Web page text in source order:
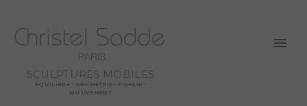
SCULPTURES MOBILES
ÉQUILIBRE - GÉOMÉTRIE - POÉSIE -
MOUVEMENT